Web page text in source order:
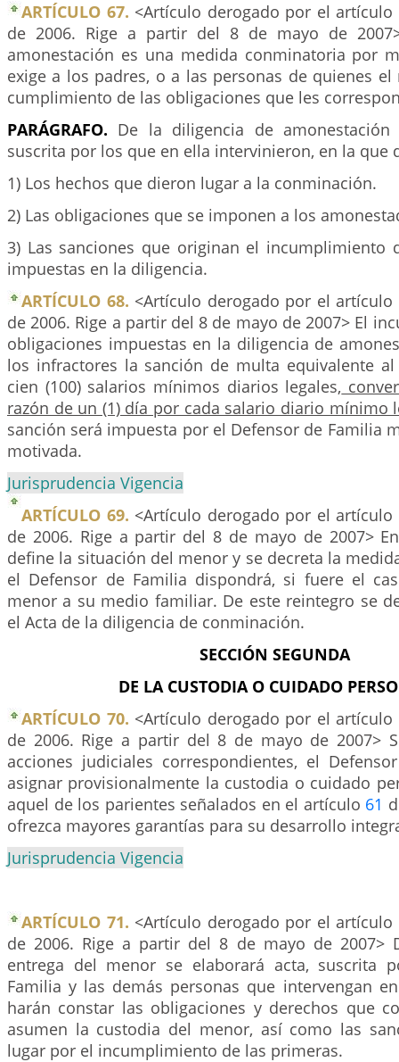
ARTÍCULO 67. <Artículo derogado por el artículo
de 2006. Rige a partir del 8 de mayo de
amonestación es una medida conminatoria por
exige a los padres, o a las personas de quienes
cumplimiento de las obligaciones que les
PARÁGRAFO. De la diligencia de amonestación
suscrita por los que en ella intervinieron, en la que
1) Los hechos que dieron lugar a la conminación.
2) Las obligaciones que se imponen a los
3) Las sanciones que originan el incumplimiento
impuestas en la diligencia.
ARTÍCULO 68. <Artículo derogado por el artículo
de 2006. Rige a partir del 8 de mayo de 2007> El
obligaciones impuestas en la diligencia de
los infractores la sanción de multa equivalente
cien (100) salarios mínimos diarios legales,
razón de un (1) día por cada salario diario mínimo
sanción será impuesta por el Defensor de Familia
motivada.
Jurisprudencia Vigencia
ARTÍCULO 69. <Artículo derogado por el artículo
de 2006. Rige a partir del 8 de mayo de 2007>
define la situación del menor y se decreta la
el Defensor de Familia dispondrá, si fuere el
menor a su medio familiar. De este reintegro se
el Acta de la diligencia de conminación.
SECCIÓN SEGUNDA
DE LA CUSTODIA O CUIDADO
ARTÍCULO 70. <Artículo derogado por el artículo
de 2006. Rige a partir del 8 de mayo de 2007>
acciones judiciales correspondientes, el
asignar provisionalmente la custodia o cuidado
aquel de los parientes señalados en el artículo 61
ofrezca mayores garantías para su desarrollo
Jurisprudencia Vigencia
ARTÍCULO 71. <Artículo derogado por el artículo
de 2006. Rige a partir del 8 de mayo de 2007>
entrega del menor se elaborará acta, suscrita
Familia y las demás personas que intervengan
harán constar las obligaciones y derechos que
asumen la custodia del menor, así como las
lugar por el incumplimiento de las primeras.